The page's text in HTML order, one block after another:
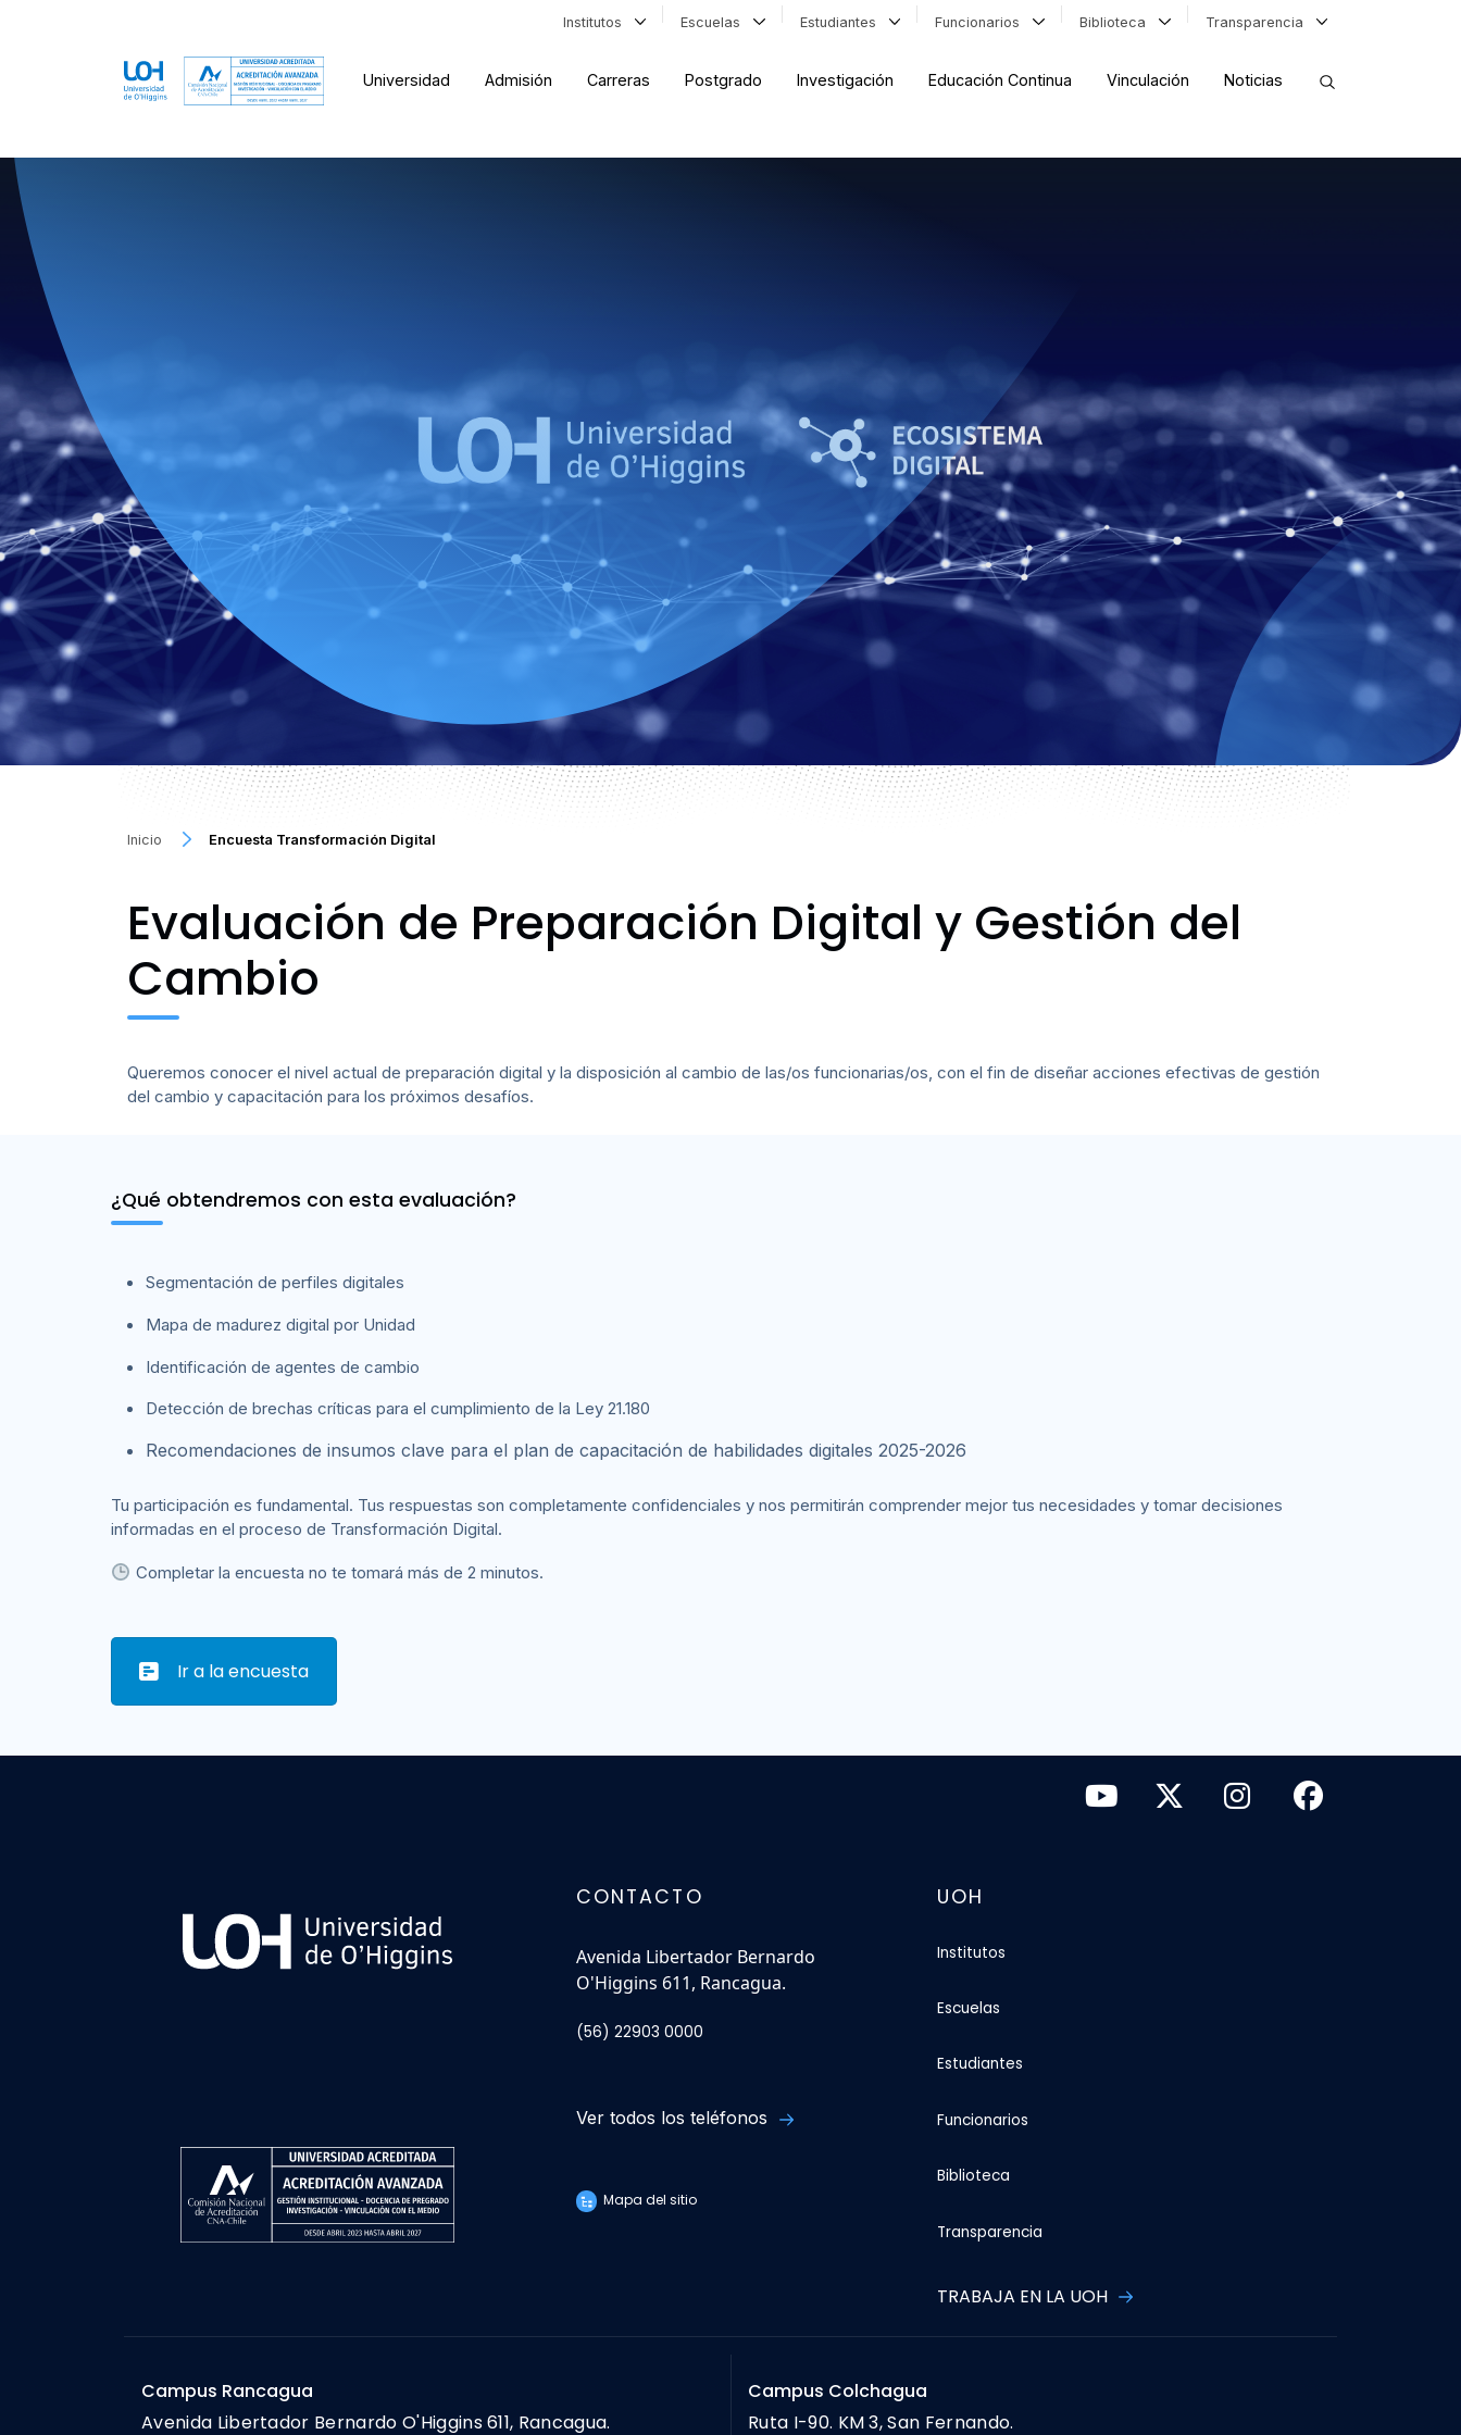
Institutos Escuelas Estudiantes Funcionarios Biblioteca Transparencia
Universidad Admisión Carreras Postgrado Investigación Educación Continua Vinculación Noticias
Inicio Encuesta Transformación Digital
Evaluación de Preparación Digital y Gestión del
Cambio
Queremos conocer el nivel actual de preparación digital y la disposición al cambio de las/os funcionarias/os, con el fin de diseñar acciones efectivas de gestión
del cambio y capacitación para los próximos desafíos.
¿Qué obtendremos con esta evaluación?
Segmentación de perfiles digitales
Mapa de madurez digital por Unidad
Identificación de agentes de cambio
Detección de brechas críticas para el cumplimiento de la Ley 21.180
Recomendaciones de insumos clave para el plan de capacitación de habilidades digitales 2025-2026
Tu participación es fundamental. Tus respuestas son completamente confidenciales y nos permitirán comprender mejor tus necesidades y tomar decisiones
informadas en el proceso de Transformación Digital.
Completar la encuesta no te tomará más de 2 minutos.
Ir a la encuesta
CONTACTO
Avenida Libertador Bernardo
O'Higgins 611, Rancagua.
(56) 22903 0000
Ver todos los teléfonos
Mapa del sitio
UOH
Institutos
Escuelas
Estudiantes
Funcionarios
Biblioteca
Transparencia
TRABAJA EN LA UOH
Campus Rancagua
Avenida Libertador Bernardo O'Higgins 611, Rancagua.
Campus Colchagua
Ruta I-90. KM 3, San Fernando.